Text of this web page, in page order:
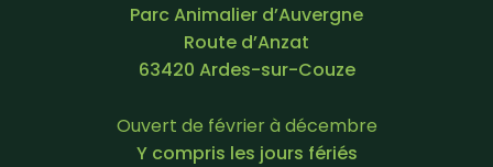
Parc Animalier d’Auvergne
Route d’Anzat
63420 Ardes-sur-Couze
Ouvert de février à décembre
Y compris les jours fériés